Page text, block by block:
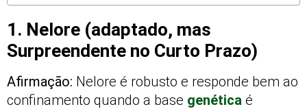
1. Nelore (adaptado, mas
Surpreendente no Curto Prazo)
Afirmação: Nelore é robusto e responde bem ao
confinamento quando a base genética é